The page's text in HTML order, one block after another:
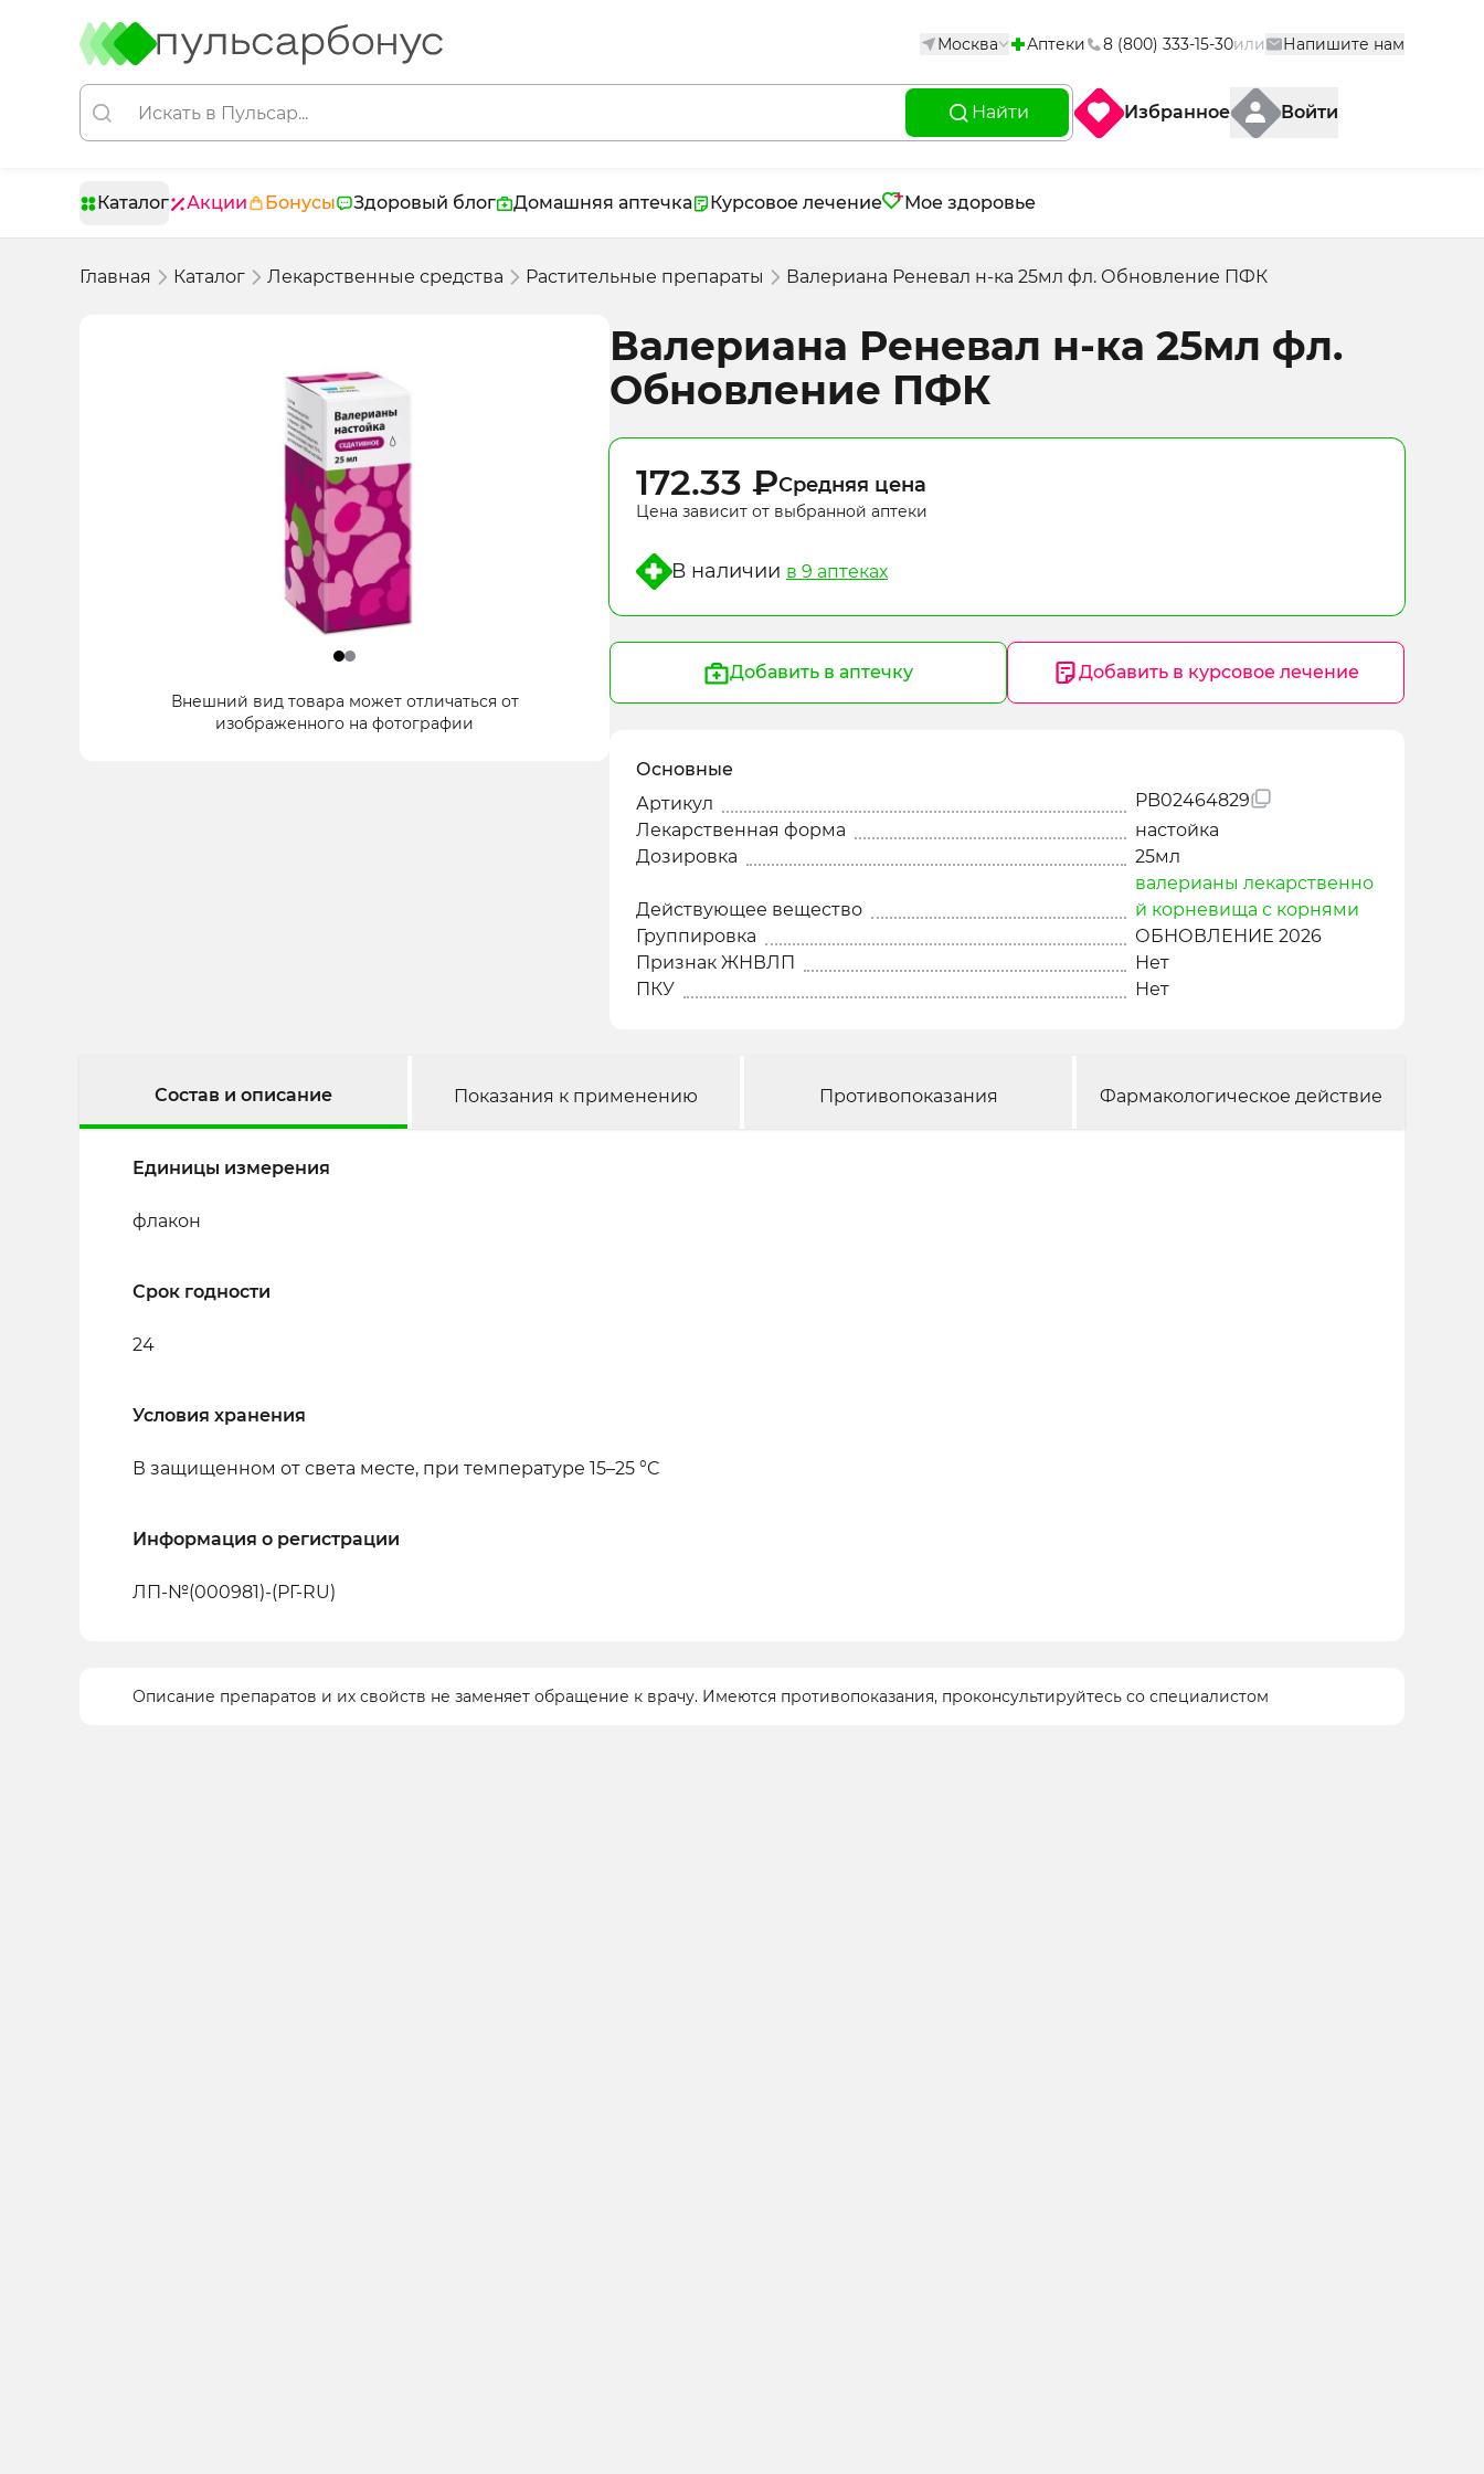
Москва Аптеки 8 (800) 333-15-30или Напишите нам
Найти Избранное Войти
Каталог Акции Бонусы Здоровый блог Домашняя аптечка Курсовое лечение Мое здоровье
Главная Каталог Лекарственные средства Растительные препараты Валериана Реневал н-ка 25мл фл. Обновление ПФК
Внешний вид товара может отличаться от
изображенного на фотографии
Валериана Реневал н-ка 25мл фл.
Обновление ПФК
172.33 ₽Средняя цена
Цена зависит от выбранной аптеки
В наличии в 9 аптеках
Добавить в аптечку Добавить в курсовое лечение
Основные
Артикул
PB02464829
Лекарственная форма
настойка
Дозировка
25мл
Действующее вещество
валерианы лекарственно
й корневища с корнями
Группировка
ОБНОВЛЕНИЕ 2026
Признак ЖНВЛП
Нет
ПКУ
Нет
Состав и описание Показания к применению Противопоказания Фармакологическое действие
Единицы измерения
флакон
Срок годности
24
Условия хранения
В защищенном от света месте, при температуре 15–25 °C
Информация о регистрации
ЛП-№(000981)-(РГ-RU)
Описание препаратов и их свойств не заменяет обращение к врачу. Имеются противопоказания, проконсультируйтесь со специалистом